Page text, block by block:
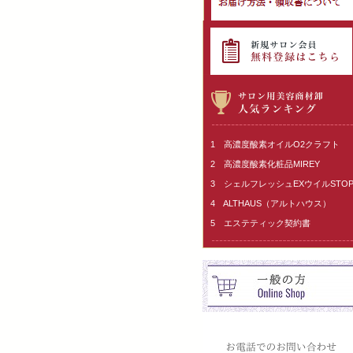
1 高濃度酸素オイルO2クラフト
2 高濃度酸素化粧品MIREY
3 シェルフレッシュEXウイルSTOP
4 ALTHAUS（アルトハウス）
5 エステティック契約書